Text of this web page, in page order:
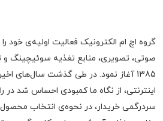
گروه اچ ام الکترونیک فعالیت اولیه‌ی خود
صوتی، تصویری، منابع تغذیه سوئیچینگ و
1385 آغاز نمود. در طی گذشت سال‌های
اینترنتی، از نگاه ما کمبودی احساس شد در
سردرگمی خریدار، در نحوه‌ی انتخاب